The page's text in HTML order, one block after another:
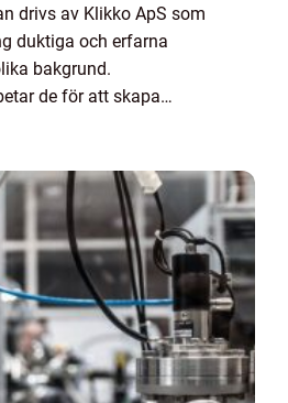
drivs av Klikko ApS som
duktiga och erfarna
bakgrund.
de för att skapa